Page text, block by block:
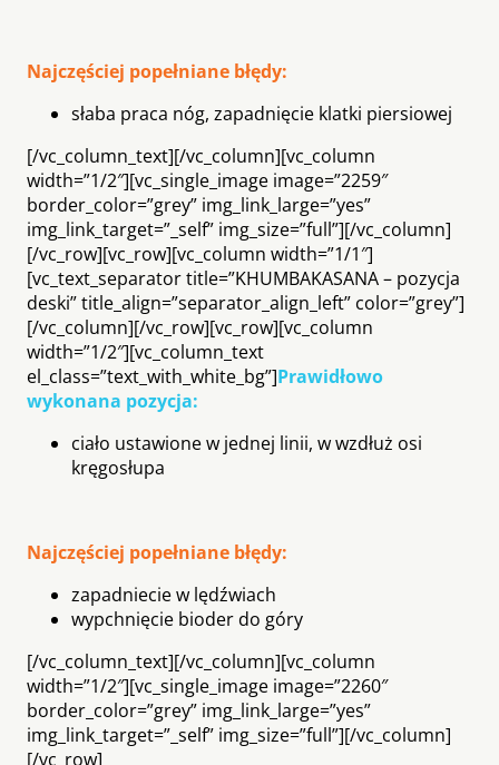
Najczęściej popełniane błędy:
słaba praca nóg, zapadnięcie klatki piersiowej
[/vc_column_text][/vc_column][vc_column
width=”1/2″][vc_single_image image=”2259″
border_color=”grey” img_link_large=”yes”
img_link_target=”_self” img_size=”full”][/vc_column]
[/vc_row][vc_row][vc_column width=”1/1″]
[vc_text_separator title=”KHUMBAKASANA – pozycja
deski” title_align=”separator_align_left” color=”grey”]
[/vc_column][/vc_row][vc_row][vc_column
width=”1/2″][vc_column_text
el_class=”text_with_white_bg”]Prawidłowo
wykonana pozycja:
ciało ustawione w jednej linii, w wzdłuż osi
kręgosłupa
Najczęściej popełniane błędy:
zapadniecie w lędźwiach
wypchnięcie bioder do góry
[/vc_column_text][/vc_column][vc_column
width=”1/2″][vc_single_image image=”2260″
border_color=”grey” img_link_large=”yes”
img_link_target=”_self” img_size=”full”][/vc_column]
[/vc_row]